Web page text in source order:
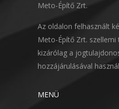
Meto-Építő Zrt.
Az oldalon felhasznált
Meto-Építő Zrt.
kizárólag a
hozzájárulásával
MENÜ